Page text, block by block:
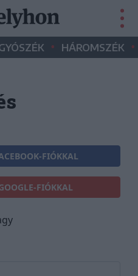
• HÁROMSZÉK •
FIÓKKAL
FIÓKKAL